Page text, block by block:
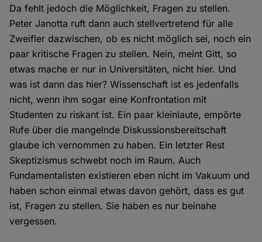
Da fehlt jedoch die Möglichkeit, Fragen zu stellen.
Peter Janotta ruft dann auch stellvertretend für alle
Zweifler dazwischen, ob es nicht möglich sei, noch ein
paar kritische Fragen zu stellen. Nein, meint Gitt, so
etwas mache er nur in Universitäten, nicht hier. Und
was ist dann das hier? Wissenschaft ist es jedenfalls
nicht, wenn ihm sogar eine Konfrontation mit
Studenten zu riskant ist. Ein paar kleinlaute, empörte
Rufe über die mangelnde Diskussionsbereitschaft
glaube ich vernommen zu haben. Ein letzter Rest
Skeptizismus schwebt noch im Raum. Auch
Fundamentalisten existieren eben nicht im Vakuum und
haben schon einmal etwas davon gehört, dass es gut
ist, Fragen zu stellen. Sie haben es nur beinahe
vergessen.